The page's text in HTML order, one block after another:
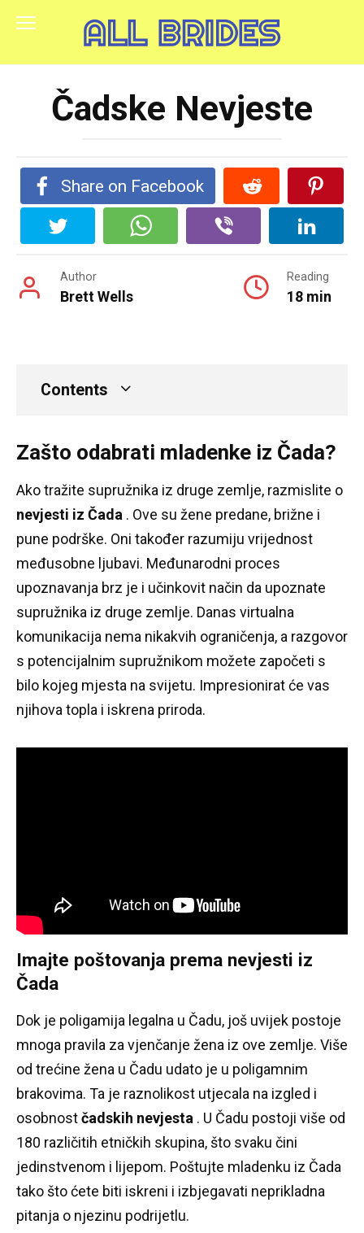
Čadske Nevjeste
Share on Facebook
Author
Brett Wells
Reading
18 min
Contents
Zašto odabrati mladenke iz Čada?
Ako tražite supružnika iz druge zemlje, razmislite o
nevjesti iz Čada . Ove su žene predane, brižne i
pune podrške. Oni također razumiju vrijednost
međusobne ljubavi. Međunarodni proces
upoznavanja brz je i učinkovit način da upoznate
supružnika iz druge zemlje. Danas virtualna
komunikacija nema nikakvih ograničenja, a razgovor
s potencijalnim supružnikom možete započeti s
bilo kojeg mjesta na svijetu. Impresionirat će vas
njihova topla i iskrena priroda.
Imajte poštovanja prema nevjesti iz
Čada
Dok je poligamija legalna u Čadu, još uvijek postoje
mnoga pravila za vjenčanje žena iz ove zemlje. Više
od trećine žena u Čadu udato je u poligamnim
brakovima. Ta je raznolikost utjecala na izgled i
osobnostčadskih nevjesta . U Čadu postoji više od
180 različitih etničkih skupina, što svaku čini
jedinstvenom i lijepom. Poštujte mladenku iz Čada
tako što ćete biti iskreni i izbjegavati neprikladna
pitanja o njezinu podrijetlu.